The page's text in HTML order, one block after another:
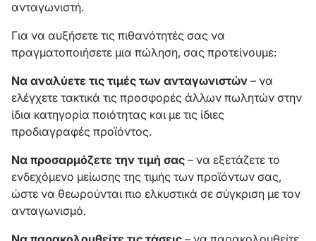
ανταγωνιστή.
Για να αυξήσετε τις πιθανότητές σας να
πραγματοποιήσετε μια πώληση, σας προτείνουμε:
Να αναλύετε τις τιμές των ανταγωνιστών – να
ελέγχετε τακτικά τις προσφορές άλλων πωλητών στην
ίδια κατηγορία ποιότητας και με τις ίδιες
προδιαγραφές προϊόντος.
Να προσαρμόζετε την τιμή σας – να εξετάζετε το
ενδεχόμενο μείωσης της τιμής των προϊόντων σας,
ώστε να θεωρούνται πιο ελκυστικά σε σύγκριση με τον
ανταγωνισμό.